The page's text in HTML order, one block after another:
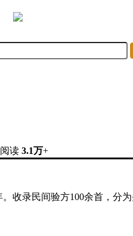
读 3.1万+
收录民间验方100余首，分